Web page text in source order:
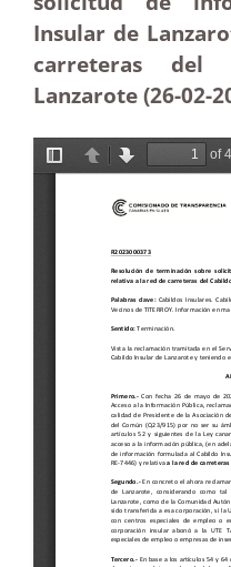
Insular de
carreteras del
Lanzarote (26-02-